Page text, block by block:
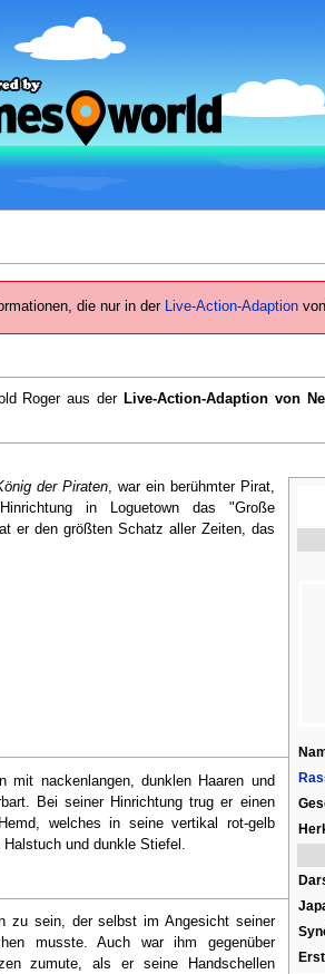
die nur in der Live-Action-Adaptionvon
Roger aus der Live-Action-Adaption von
der Piraten, war ein berühmter Pirat,
in Loguetown das "Große
er den größten Schatz aller Zeiten, das
mit nackenlangen, dunklen Haaren und
Bei seiner Hinrichtung trug er einen
welches in seine vertikal rot-gelb
und dunkle Stiefel.
zu sein, der selbst im Angesicht seiner
musste. Auch war ihm gegenüber
zumute, als er seine Handschellen